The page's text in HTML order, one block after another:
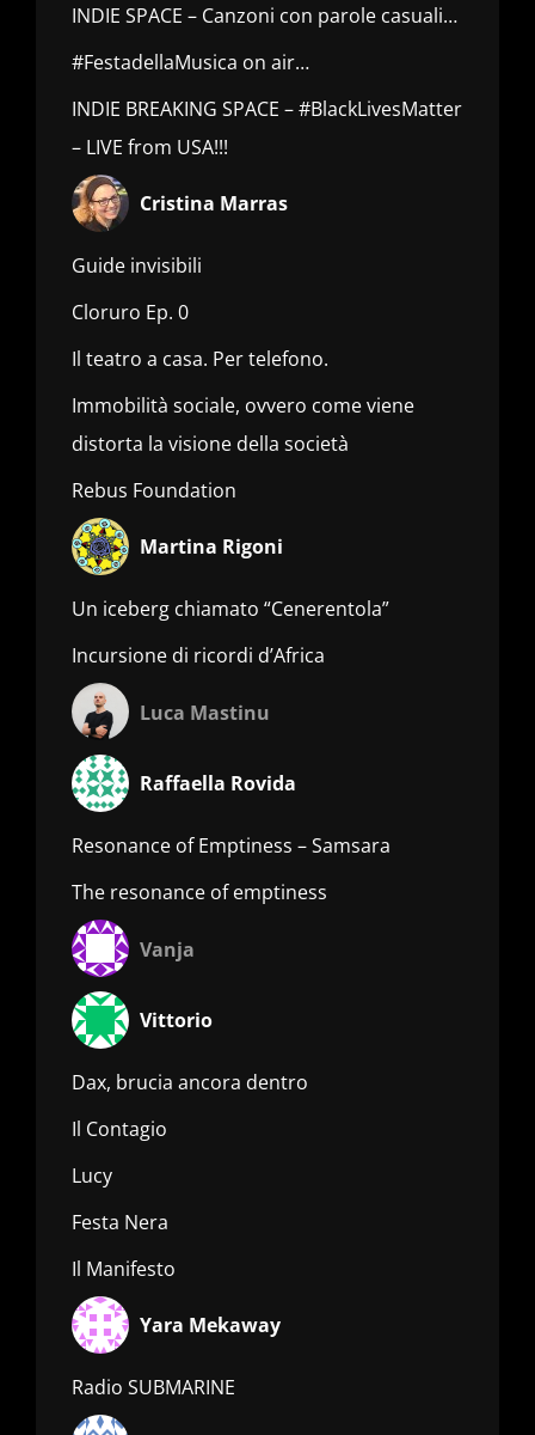
INDIE SPACE – Canzoni con parole casuali…
#FestadellaMusica on air…
INDIE BREAKING SPACE – #BlackLivesMatter
– LIVE from USA!!!
Cristina Marras
Guide invisibili
Cloruro Ep. 0
Il teatro a casa. Per telefono.
Immobilità sociale, ovvero come viene
distorta la visione della società
Rebus Foundation
Martina Rigoni
Un iceberg chiamato “Cenerentola”
Incursione di ricordi d’Africa
Luca Mastinu
Raffaella Rovida
Resonance of Emptiness – Samsara
The resonance of emptiness
Vanja
Vittorio
Dax, brucia ancora dentro
Il Contagio
Lucy
Festa Nera
Il Manifesto
Yara Mekaway
Radio SUBMARINE